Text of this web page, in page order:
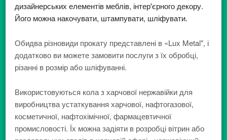
дизайнерських елементів меблів, інтер'єрного декору.
Його можна накочувати, штампувати, шліфувати.
Обидва різновиди прокату представлені в «Lux Metal", і
додатково ви можете замовити послуги з їх обробці,
різанні в розмір або шліфуванні.
Використовуються кола з харчової нержавійки для
виробництва устаткування харчової, нафтогазової,
косметичної, нафтохімічної, фармацевтичної
промисловості. Їх можна задіяти в розробці вітрин або